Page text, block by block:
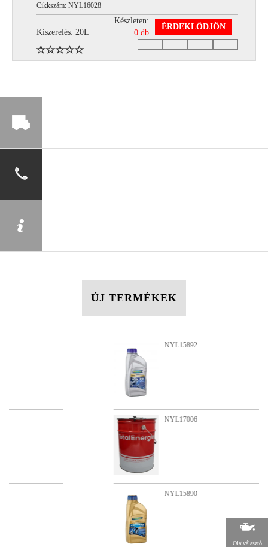
ÚJ TERMÉKEK
NYL17006
Cikkszám: NYL16028
Kiszerelés: 20L
Készleten:
0 db
ÉRDEKLŐDJÖN
Olajválasztó